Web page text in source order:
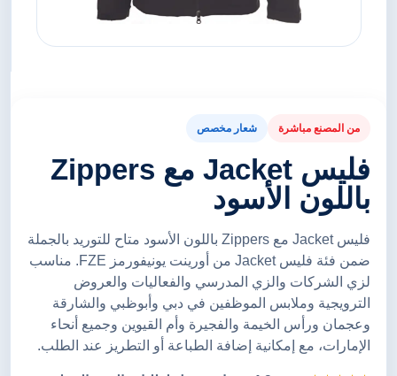
من المصنع مباشرة شعار مخصص
فليس Jacket مع Zippers
باللون الأسود
فليس Jacket مع Zippers باللون الأسود متاح للتوريد بالجملة
ضمن فئة فليس Jacket من أورينت يونيفورمز FZE. مناسب
لزي الشركات والزي المدرسي والفعاليات والعروض
الترويجية وملابس الموظفين في دبي وأبوظبي والشارقة
وعجمان ورأس الخيمة والفجيرة وأم القيوين وجميع أنحاء
الإمارات، مع إمكانية إضافة الطباعة أو التطريز عند الطلب.